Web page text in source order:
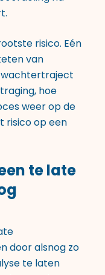
risico. Eén
van
hoe
weer op de
risico op een
te late
door alsnog zo
te laten